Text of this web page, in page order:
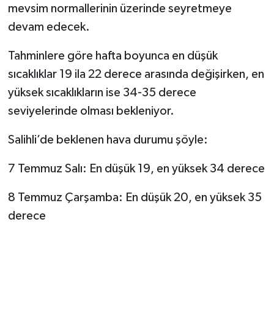
mevsim normallerinin üzerinde seyretmeye
devam edecek.
Tahminlere göre hafta boyunca en düşük
sıcaklıklar 19 ila 22 derece arasında değişirken, en
yüksek sıcaklıkların ise 34-35 derece
seviyelerinde olması bekleniyor.
Salihli’de beklenen hava durumu şöyle:
7 Temmuz Salı: En düşük 19, en yüksek 34 derece
8 Temmuz Çarşamba: En düşük 20, en yüksek 35
derece